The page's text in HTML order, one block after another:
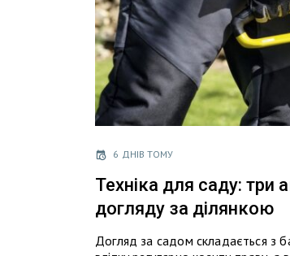
6 ДНІВ ТОМУ
Техніка для саду: три
догляду за ділянкою
Догляд за садом складається з